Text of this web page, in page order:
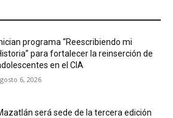
programa “Reescribiendo mi
para fortalecer la reinserción de
en el CIA
6, 2026
será sede de la tercera edición